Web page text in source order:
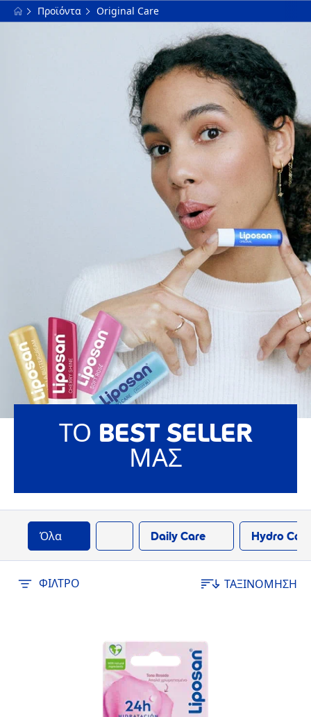
Προϊόντα Original Care
ΤΟ BEST SELLER
ΜΑΣ
Όλα Daily Care Hydro
ΦΊΛΤΡΟ ΤΑΞΙΝΟΜΗΣΗ
ΦΊΛΤΡΑ
ΒΑΣΙΚΉ ΚΑΤΗΓΟΡΊΑ
ΕΠΙΛΕΓΜΈΝΑ ΦΊΛΤΡΑ